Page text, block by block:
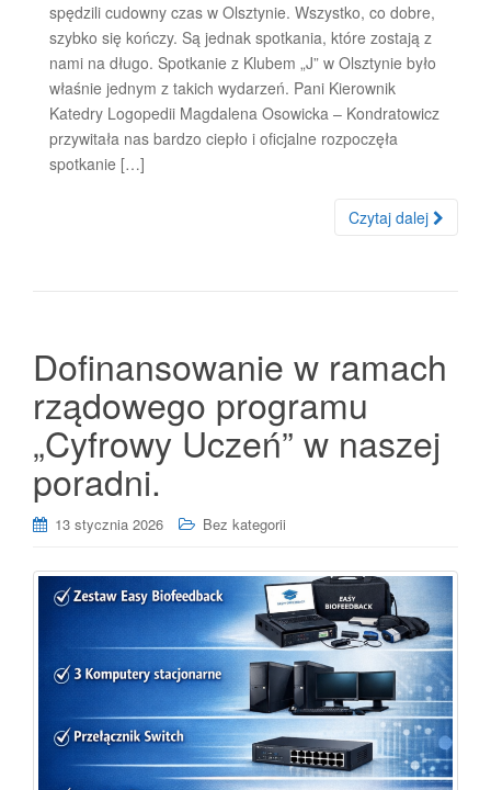
spędzili cudowny czas w Olsztynie. Wszystko, co dobre,
szybko się kończy. Są jednak spotkania, które zostają z
nami na długo. Spotkanie z Klubem „J” w Olsztynie było
właśnie jednym z takich wydarzeń. Pani Kierownik
Katedry Logopedii Magdalena Osowicka – Kondratowicz
przywitała nas bardzo ciepło i oficjalne rozpoczęła
spotkanie […]
Czytaj dalej
Dofinansowanie w ramach
rządowego programu
„Cyfrowy Uczeń” w naszej
poradni.
13 stycznia 2026 Bez kategorii